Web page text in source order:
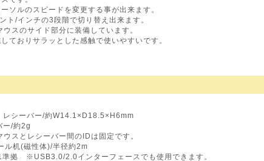
ソルのスピードを変更する事が出来ます。
/インチの3段階で切り替え出来ます。
スのサイド部分に装備しています。
ておりサラッとした感触で使いやすいです。
シーバー/約W14.1×D18.5×H6mm
ー/約2g
スとレシーバー間のIDは固定です。
机(磁性体)/半径約2m
拠 ※USB3.0/2.0インターフェースでも使用できます。